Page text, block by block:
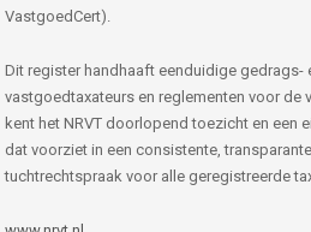
VastgoedCert).
Dit register handhaaft eenduidige gedrags-
vastgoedtaxateurs en reglementen voor de
kent het NRVT doorlopend toezicht en een
dat voorziet in een consistente,
tuchtrechtspraak voor alle geregistreerde